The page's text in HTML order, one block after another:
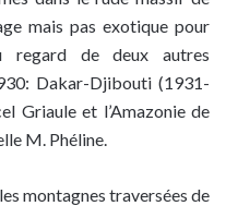
mais pas exotique pour
regard de deux autres
Dakar-Djibouti (1931-
Griaule et l’Amazonie de
M. Phéline.
montagnes traversées de